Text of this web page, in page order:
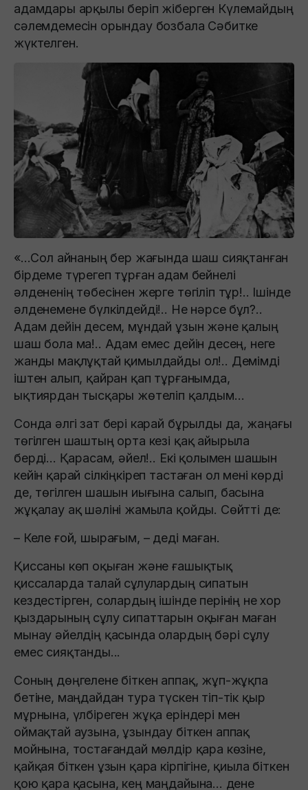
адамдары арқылы беріп жіберген Күлемайдың
сәлемдемесін орындау бозбала Сәбитке
жүктелген.
«...Сол айнаның бер жағында шаш сияқтанған
бірдеме түрегеп тұрған адам бейнелі
әлдененің төбесінен жерге төгіліп тұр!.. Ішінде
әлденемене бүлкілдейді!.. Не нәрсе бұл?..
Адам дейін десем, мұндай ұзын және қалың
шаш бола ма!.. Адам емес дейін десең, неге
жанды мақлұқтай қимылдайды ол!.. Демімді
іштен алып, қайран қап тұрғанымда,
ықтиярдан тысқары жөтеліп қалдым...
Сонда әлгі зат бері карай бұрылды да, жаңағы
төгілген шаштың орта кезі қақ айырыла
берді... Қарасам, әйел!.. Екі қолымен шашын
кейін қарай сілкіңкіреп тастаған ол мені көрді
де, төгілген шашын иығына салып, басына
жұқалау ақ шәліні жамыла қойды. Сөйтті де:
– Келе ғой, шырағым, – деді маған.
Қиссаны көп оқыған және ғашықтық
қиссаларда талай сұлулардың сипатын
кездестірген, солардың ішінде перінің не хор
қыздарының сұлу сипаттарын оқыған маған
мынау әйелдің қасында олардың бәрі сұлу
емес сияқтанды...
Соның дөңгелене біткен аппақ, жұп-жұқпа
бетіне, маңдайдан тура түскен тіп-тік қыр
мұрнына, үлбіреген жұқа еріндері мен
оймақтай аузына, ұзындау біткен аппақ
мойнына, тостағандай мөлдір қара көзіне,
қайқая біткен ұзын қара кірпігіне, қиыла біткен
қою қара қасына, кең маңдайына... дене